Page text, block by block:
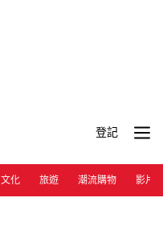
登記
文化 旅遊 潮流購物 影片